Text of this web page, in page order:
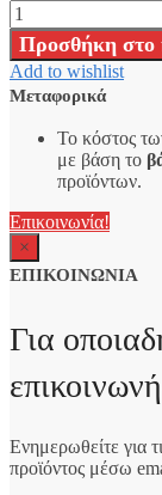
Προσθήκη στο
Add to wishlist
Μεταφορικά
Το κόστος
με βάση το
προϊόντων.
Επικοινωνία!
×
ΕΠΙΚΟΙΝΩΝΙΑ
Για
Ενημερωθείτε για
προϊόντος μέσω